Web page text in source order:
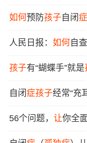
要看
如何预防孩子 自闭
人民日报：如何 自
孩子有“蝴蝶手”就是
自闭症孩子经常“充
改善！
56个问题，让你全